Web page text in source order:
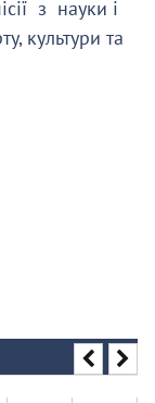
з науки і
культури та